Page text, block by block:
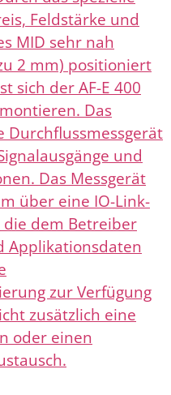
Feldstärke und
MID sehr nah
2 mm) positioniert
sich der AF-E 400
Das
Durchflussmessgerät
und
Das Messgerät
über eine IO-Link-
dem Betreiber
Applikationsdaten
zur Verfügung
zusätzlich eine
oder einen